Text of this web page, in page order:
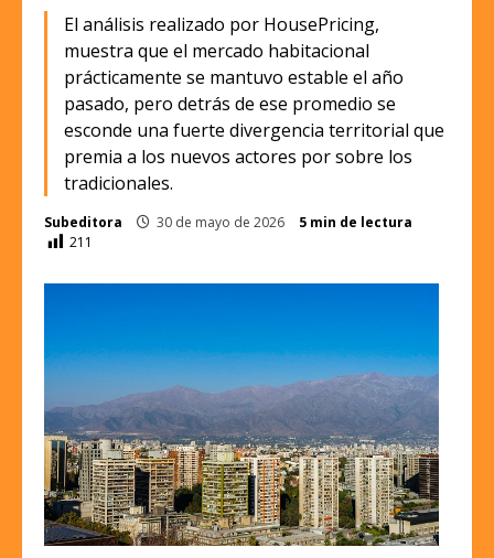
El análisis realizado por HousePricing,
muestra que el mercado habitacional
prácticamente se mantuvo estable el año
pasado, pero detrás de ese promedio se
esconde una fuerte divergencia territorial que
premia a los nuevos actores por sobre los
tradicionales.
Subeditora 30 de mayo de 2026
5 min de lectura
211